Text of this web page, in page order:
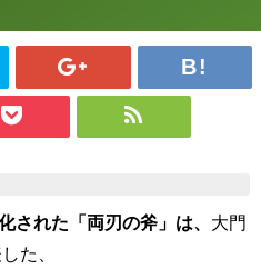
された「両刃の斧」は、 大門
た、